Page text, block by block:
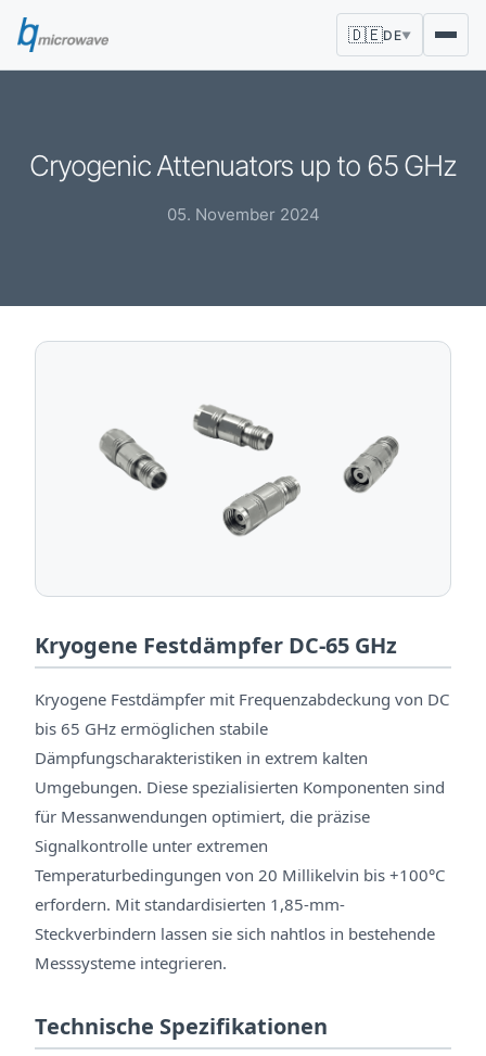
🇩🇪DE▼
Cryogenic Attenuators up to 65 GHz
05. November 2024
Kryogene Festdämpfer DC-65 GHz
Kryogene Festdämpfer mit Frequenzabdeckung von DC
bis 65 GHz ermöglichen stabile
Dämpfungscharakteristiken in extrem kalten
Umgebungen. Diese spezialisierten Komponenten sind
für Messanwendungen optimiert, die präzise
Signalkontrolle unter extremen
Temperaturbedingungen von 20 Millikelvin bis +100°C
erfordern. Mit standardisierten 1,85-mm-
Steckverbindern lassen sie sich nahtlos in bestehende
Messsysteme integrieren.
Technische Spezifikationen